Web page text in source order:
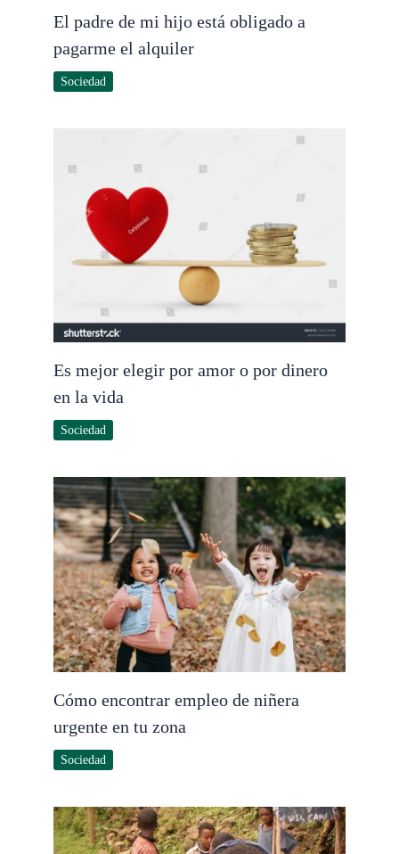
El padre de mi hijo está obligado a
pagarme el alquiler
Sociedad
Es mejor elegir por amor o por dinero
en la vida
Sociedad
Cómo encontrar empleo de niñera
urgente en tu zona
Sociedad